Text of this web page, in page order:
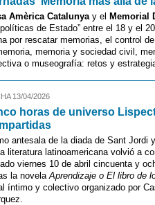
Amèrica Catalunyay el Memorial
de Estado” entre el 18 y el
por rescatar memorias, el control
memoria y sociedad civil,
o museografía: retos y
13/04/2026
horas de universo
antesala de la diada de Sant Jordi
literatura latinoamericana volvió a
viernes 10 de abril cincuenta y
la novelaAprendizaje o El libro de
íntimo y colectivo organizado por